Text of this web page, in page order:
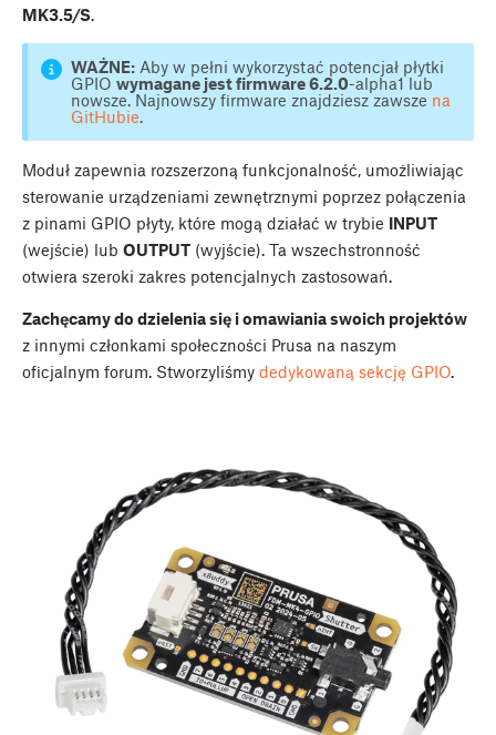
MK3.5/S.
WAŻNE:Aby w pełni wykorzystać potencjał płytki
GPIO wymagane jest firmware 6.2.0-alpha1 lub
nowsze. Najnowszy firmware znajdziesz zawsze na
GitHubie.
Moduł zapewnia rozszerzoną funkcjonalność, umożliwiając
sterowanie urządzeniami zewnętrznymi poprzez połączenia
z pinami GPIO płyty, które mogą działać w trybie INPUT
(wejście) lub OUTPUT (wyjście). Ta wszechstronność
otwiera szeroki zakres potencjalnych zastosowań.
Zachęcamy do dzielenia się i omawiania swoich projektów
z innymi członkami społeczności Prusa na naszym
oficjalnym forum. Stworzyliśmy dedykowaną sekcję GPIO.